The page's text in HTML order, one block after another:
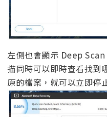
左側也會顯示 Deep
描同時可以即時查看找到
原的檔案，就可以立即停